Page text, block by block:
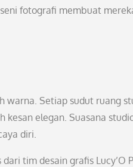
fotografi membuat
warna. Setiap sudut ruang
elegan. Suasana
diri.
tim desain grafis Lucy’O